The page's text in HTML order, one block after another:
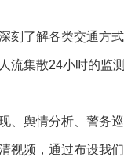
了解各类交通方
流集散24小时的监测
舆情分析、警务
视频，通过布设